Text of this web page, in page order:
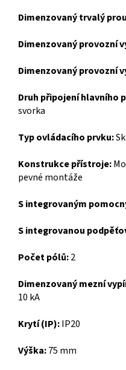
Dimenzovaný trvalý
Dimenzovaný provozní
Dimenzovaný provozní
Druh připojení hlavního
svorka
Typ ovládacího prvku:
Konstrukce přístroje:
pevné montáže
S integrovaným
S integrovanou
Počet pólů:2
Dimenzovaný mezní
10 kA
Krytí (IP):IP20
Výška:75 mm